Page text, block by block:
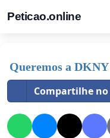
Peticao.online
Queremos a
Compartilhe no